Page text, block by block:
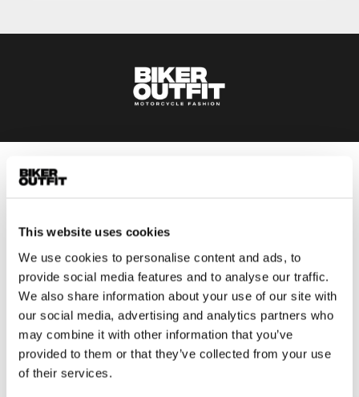
This website uses cookies
We use cookies to personalise content and ads, to
provide social media features and to analyse our traffic.
We also share information about your use of our site with
our social media, advertising and analytics partners who
may combine it with other information that you’ve
provided to them or that they’ve collected from your use
of their services.
Heren
Motorjas heren
Motorpak heren
Motorjeans heren
Motorhoodie heren
Motorhelm heren